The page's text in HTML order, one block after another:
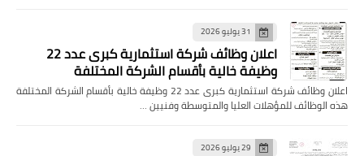
31 يوليو 2026
اعلان وظائف شركة استثمارية كبرى عدد 22
وظيفة خالية بأقسام الشركة المختلفة
اعلان وظائف شركة استثمارية كبرى عدد 22 وظيفة خالية بأقسام الشركة المختلفة
هذه الوظائف للمؤهلات العليا والمتوسطة وفنيين …
29 يوليو 2026